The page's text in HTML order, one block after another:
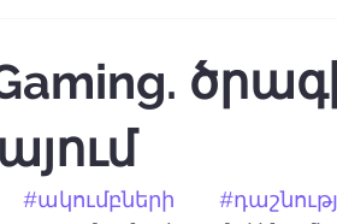
#ակումբների